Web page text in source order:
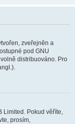
zveřejněn a
pod GNU
distribuováno. Pro
Limited. Pokud věříte,
prosím,